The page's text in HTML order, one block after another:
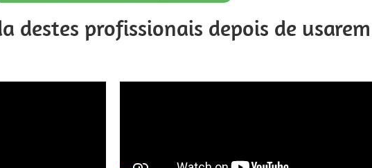
destes profissionais depois de